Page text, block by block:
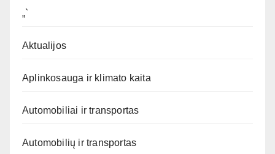
„`
Aktualijos
Aplinkosauga ir klimato kaita
Automobiliai ir transportas
Automobilių ir transportas